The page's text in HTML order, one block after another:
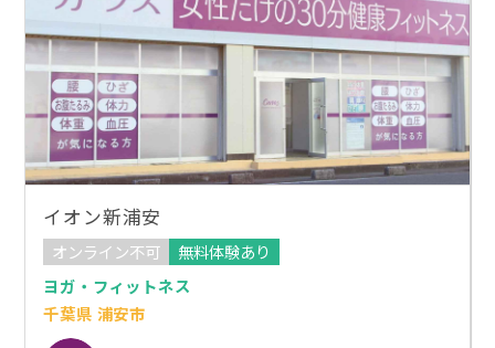
イオン新浦安
オンライン不可
無料体験あり
ヨガ・フィットネス
千葉県 浦安市